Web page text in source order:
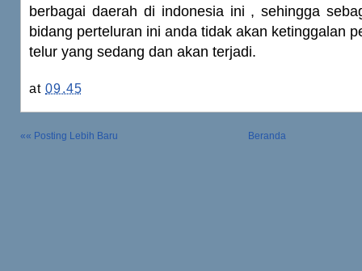
berbagai daerah di indonesia ini , sehingga
bidang perteluran ini anda tidak akan ketinggalan
telur yang sedang dan akan terjadi.
at09.45
«« Posting Lebih Baru Beranda